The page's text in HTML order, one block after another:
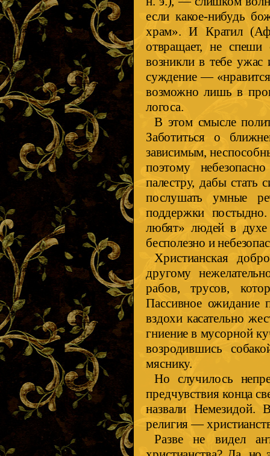
если какое-нибудь
храм». И Кратил
отвращает, не
возникли в тебе
суждение —
возможно лишь в
логоса.
В этом смысле
Заботиться о
зависимым,
поэтому
палестру, дабы
послушать умные
поддержки
любят» людей в духе
бесполезно и
Христианская
другому
рабов, трусов,
Пассивное ожидание
вздохи касательно
гниение в мусорной
возродившись
мяснику.
Но случилось
предчувствия конца
назвали Немезидой.
религия —
Разве не видел